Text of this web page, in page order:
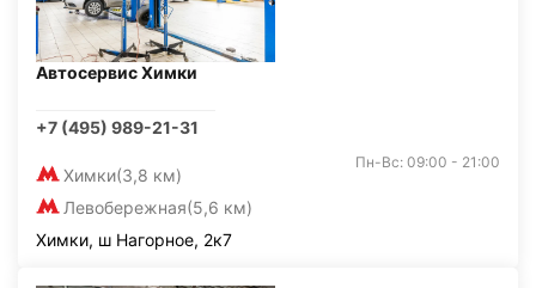
Автосервис Химки
+7 (495) 989-21-31
Химки(3,8 км)
Левобережная(5,6 км)
Пн-Вс: 09:00 - 21:00
Химки, ш Нагорное, 2к7